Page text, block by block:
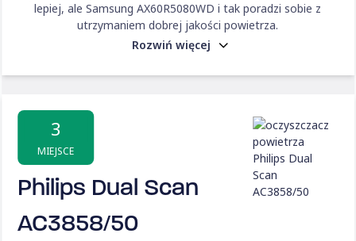
lepiej, ale Samsung AX60R5080WD i tak poradzi sobie z
utrzymaniem dobrej jakości powietrza.
Rozwiń więcej
3
MIEJSCE
Philips Dual Scan
AC3858/50